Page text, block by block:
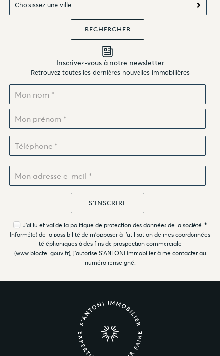
Choisissez une ville
Inscrivez-vous à notre newsletter
Retrouvez toutes les dernières nouvelles immobilières
J'ai lu et valide la politique de protection des donnéesde la société. *
Informé(e) de la possibilité de m'opposer à l'utilisation de mes coordonnées
téléphoniques à des fins de prospection commerciale
(www.bloctel.gouv.fr), j'autorise S'ANTONI Immobilier à me contacter au
numéro renseigné.